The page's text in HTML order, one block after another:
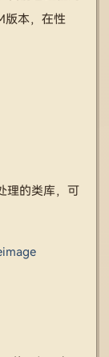
版本，在性
理的类库，可